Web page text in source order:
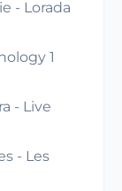
- Lorada
1
- Live
- Les